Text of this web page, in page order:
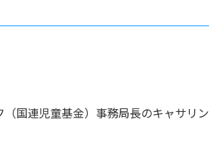
国連児童基金）事務局長のキャサリ